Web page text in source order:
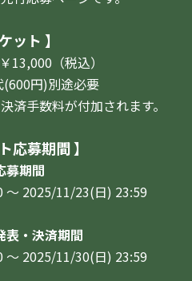
ット 】
（税込）
円)別途必要
決済手数料が付加されます。
応募期間 】
期間
～ 2025/11/23(日) 23:59
・決済期間
～ 2025/11/30(日) 23:59